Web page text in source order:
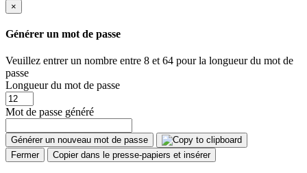
×
Générer un mot de passe
Veuillez entrer un nombre entre 8 et 64 pour la longueur du mot de
passe
Longueur du mot de passe
Mot de passe généré
Générer un nouveau mot de passe
Fermer
Copier dans le presse-papiers et insérer